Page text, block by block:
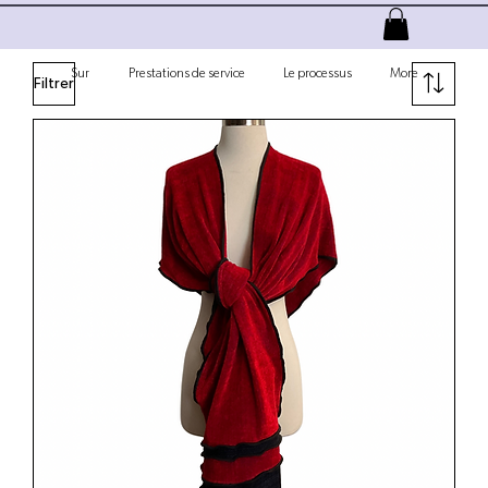
Sur Prestations de service Le processus More
Filtrer